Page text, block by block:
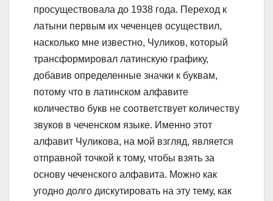
просуществовала до 1938 года. Переход к
латыни первым их чеченцев осуществил,
насколько мне известно, Чуликов, который
трансформировал латинскую графику,
добавив определенные значки к буквам,
потому что в латинском алфавите
количество букв не соответствует количеству
звуков в чеченском языке. Именно этот
алфавит Чуликова, на мой взгляд, является
отправной точкой к тому, чтобы взять за
основу чеченского алфавита. Можно как
угодно долго дискутировать на эту тему, как